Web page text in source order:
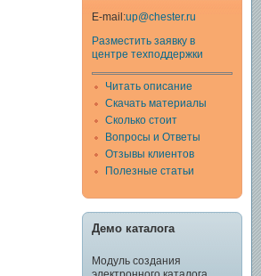
E-mail:up@chester.ru
Разместить заявку в
центре техподдержки
Читать описание
Скачать материалы
Сколько стоит
Вопросы и Ответы
Отзывы клиентов
Полезные статьи
Демо каталога
Модуль создания